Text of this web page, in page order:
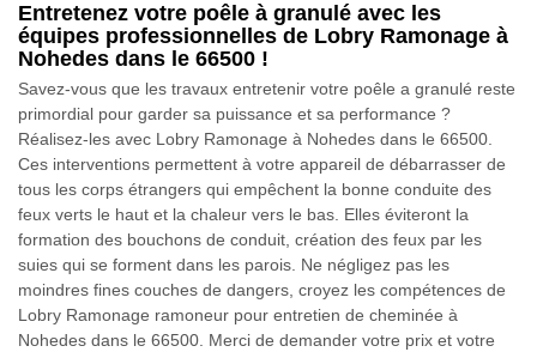
Entretenez votre poêle à granulé avec les
équipes professionnelles de Lobry Ramonage à
Nohedes dans le 66500 !
Savez-vous que les travaux entretenir votre poêle a granulé reste
primordial pour garder sa puissance et sa performance ?
Réalisez-les avec Lobry Ramonage à Nohedes dans le 66500.
Ces interventions permettent à votre appareil de débarrasser de
tous les corps étrangers qui empêchent la bonne conduite des
feux verts le haut et la chaleur vers le bas. Elles éviteront la
formation des bouchons de conduit, création des feux par les
suies qui se forment dans les parois. Ne négligez pas les
moindres fines couches de dangers, croyez les compétences de
Lobry Ramonage ramoneur pour entretien de cheminée à
Nohedes dans le 66500. Merci de demander votre prix et votre